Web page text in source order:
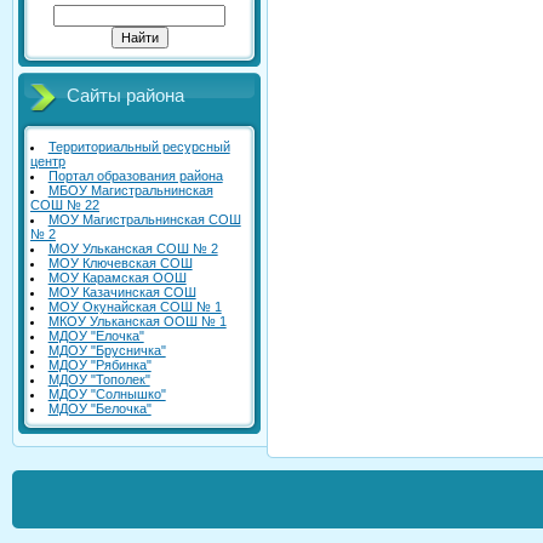
Сайты района
Территориальный ресурсный
центр
Портал образования района
МБОУ Магистральнинская
СОШ № 22
МОУ Магистральнинская СОШ
№ 2
МОУ Ульканская СОШ № 2
МОУ Ключевская СОШ
МОУ Карамская ООШ
МОУ Казачинская СОШ
МОУ Окунайская СОШ № 1
МКОУ Ульканская ООШ № 1
МДОУ "Елочка"
МДОУ "Брусничка"
МДОУ "Рябинка"
МДОУ "Тополек"
МДОУ "Солнышко"
МДОУ "Белочка"